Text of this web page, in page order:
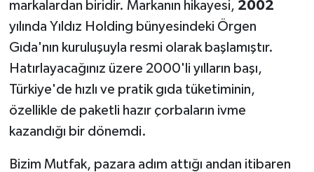
markalardan biridir. Markanın hikayesi, 2002
yılında Yıldız Holding bünyesindeki Örgen
Gıda'nın kuruluşuyla resmi olarak başlamıştır.
Hatırlayacağınız üzere 2000'li yılların başı,
Türkiye'de hızlı ve pratik gıda tüketiminin,
özellikle de paketli hazır çorbaların ivme
kazandığı bir dönemdi.
Bizim Mutfak, pazara adım attığı andan itibaren